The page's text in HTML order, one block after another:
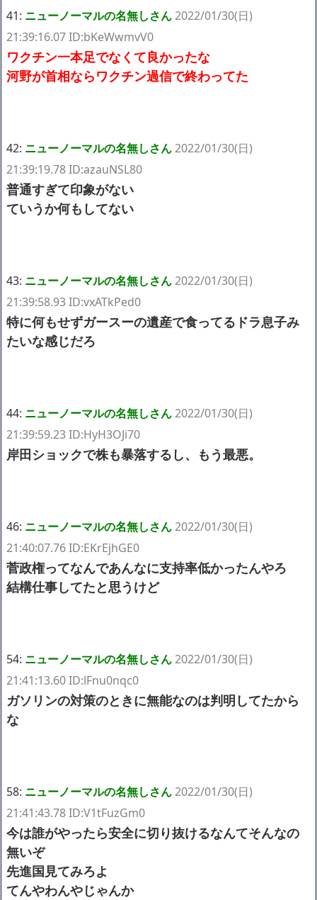
41: ニューノーマルの名無しさん2022/01/30(日)
21:39:16.07 ID:bKeWwmvV0
ワクチン一本足でなくて良かったな
河野が首相ならワクチン過信で終わってた
42: ニューノーマルの名無しさん2022/01/30(日)
21:39:19.78 ID:azauNSL80
普通すぎて印象がない
ていうか何もしてない
43: ニューノーマルの名無しさん2022/01/30(日)
21:39:58.93 ID:vxATkPed0
特に何もせずガースーの遺産で食ってるドラ息子み
たいな感じだろ
44: ニューノーマルの名無しさん2022/01/30(日)
21:39:59.23 ID:HyH3OJi70
岸田ショックで株も暴落するし、もう最悪。
46: ニューノーマルの名無しさん2022/01/30(日)
21:40:07.76 ID:EKrEjhGE0
菅政権ってなんであんなに支持率低かったんやろ
結構仕事してたと思うけど
54: ニューノーマルの名無しさん2022/01/30(日)
21:41:13.60 ID:lFnu0nqc0
ガソリンの対策のときに無能なのは判明してたから
な
58: ニューノーマルの名無しさん2022/01/30(日)
21:41:43.78 ID:V1tFuzGm0
今は誰がやったら安全に切り抜けるなんてそんなの
無いぞ
先進国見てみろよ
てんやわんやじゃんか